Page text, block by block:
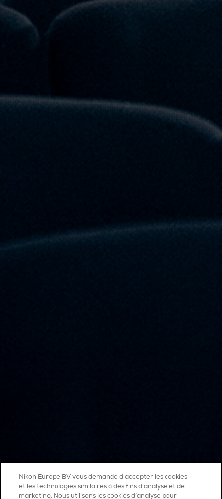
Nikon Europe BV vous demande d'accepter les cookies
et les technologies similaires à des fins d'analyse et de
marketing. Nous utilisons les cookies d’analyse pour